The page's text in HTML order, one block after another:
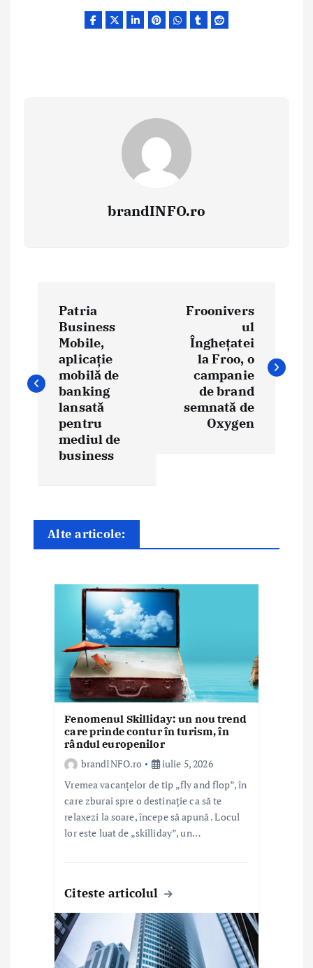
brandINFO.ro
i
n
Patria
Business
Mobile,
aplicație
mobilă de
banking
lansată
pentru
mediul de
business
Froonivers
ul
Înghețatei
la Froo, o
campanie
de brand
semnată de
Oxygen
Alte articole:
Fenomenul Skilliday: un nou trend
care prinde contur în turism, în
rândul europenilor
brandINFO.ro
iulie 5, 2026
Vremea vacanțelor de tip „fly and flop”, în
care zburai spre o destinație ca să te
relaxezi la soare, începe să apună . Locul
lor este luat de „skilliday”, un…
Citeste articolul